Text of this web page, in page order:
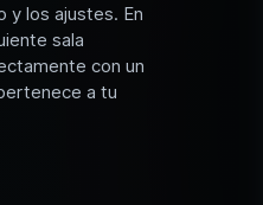
y los ajustes. En
sala
con un
a tu